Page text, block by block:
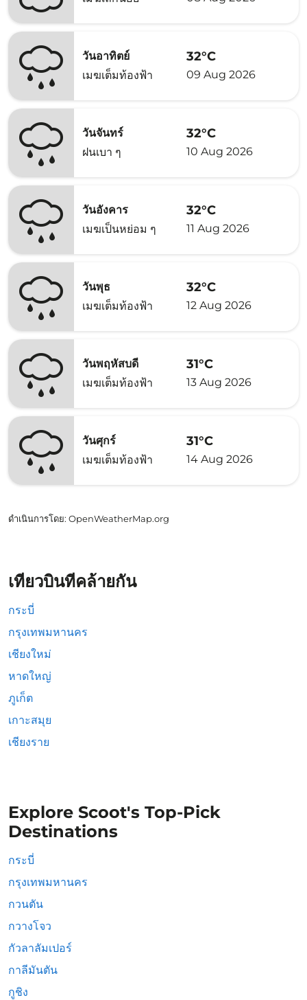
วันอาทิตย์
เมฆเต็มท้องฟ้า
32°C
09 Aug 2026
วันจันทร์
ฝนเบา ๆ
32°C
10 Aug 2026
วันอังคาร
เมฆเป็นหย่อม ๆ
32°C
11 Aug 2026
วันพุธ
เมฆเต็มท้องฟ้า
32°C
12 Aug 2026
วันพฤหัสบดี
เมฆเต็มท้องฟ้า
31°C
13 Aug 2026
วันศุกร์
เมฆเต็มท้องฟ้า
31°C
14 Aug 2026
ดำเนินการโดย: OpenWeatherMap.org
เที่ยวบินที่คล้ายกัน
กระบี่
กรุงเทพมหานคร
เชียงใหม่
หาดใหญ่
ภูเก็ต
เกาะสมุย
เชียงราย
Explore Scoot's Top-Pick
Destinations
กระบี่
กรุงเทพมหานคร
กวนตัน
กวางโจว
กัวลาลัมเปอร์
กาลีมันตัน
กูชิง